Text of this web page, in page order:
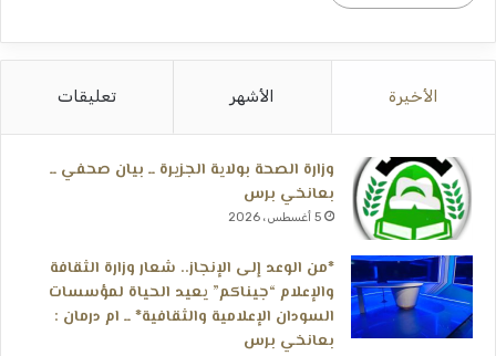
الأخيرة الأشهر تعليقات
وزارة الصحة بولاية الجزيرة ــ بيان صحفي ــ
بعانخي برس
5 أغسطس، 2026
*من الوعد إلى الإنجاز.. شعار وزارة الثقافة
والإعلام “جيناكم” يعيد الحياة لمؤسسات
السودان الإعلامية والثقافية* ــ ام درمان :
بعانخي برس